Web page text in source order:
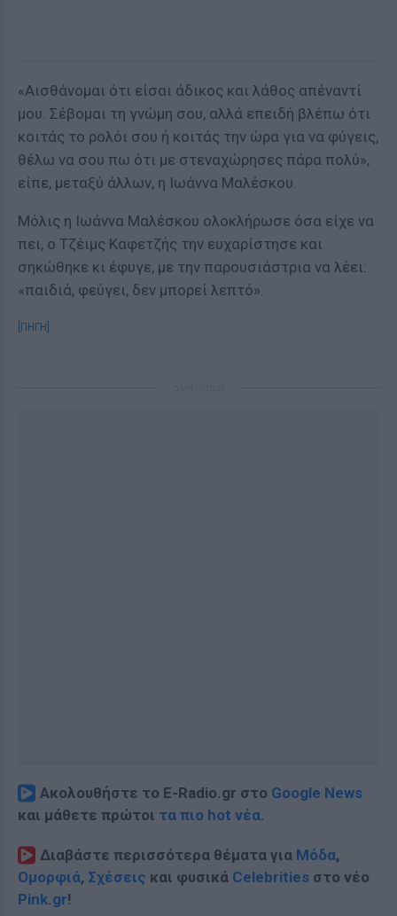
«Αισθάνομαι ότι είσαι άδικος και λάθος απέναντί
μου. Σέβομαι τη γνώμη σου, αλλά επειδή βλέπω ότι
κοιτάς το ρολόι σου ή κοιτάς την ώρα για να φύγεις,
θέλω να σου πω ότι με στεναχώρησες πάρα πολύ»,
είπε, μεταξύ άλλων, η Ιωάννα Μαλέσκου.
Μόλις η Ιωάννα Μαλέσκου ολοκλήρωσε όσα είχε να
πει, ο Τζέιμς Καφετζής την ευχαρίστησε και
σηκώθηκε κι έφυγε, με την παρουσιάστρια να λέει:
«παιδιά, φεύγει, δεν μπορεί λεπτό».
[ΠΗΓΗ]
Ακολουθήστε το E-Radio.gr στο Google News
και μάθετε πρώτοι τα πιο hot νέα.
Διαβάστε περισσότερα θέματα για Μόδα,
Ομορφιά, Σχέσεις και φυσικά Celebrities στο νέο
Pink.gr!